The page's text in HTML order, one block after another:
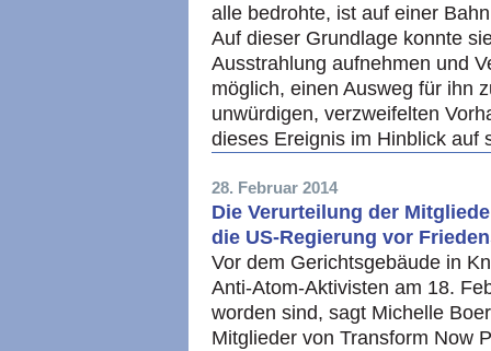
alle bedrohte, ist auf einer
Auf dieser Grundlage konnte
Ausstrahlung aufnehmen und
möglich, einen Ausweg für ihn
unwürdigen, verzweifelten
dieses Ereignis im Hinblick
28. Februar 2014
Die Verurteilung der
die US-Regierung vor
Vor dem Gerichtsgebäude in
Anti-Atom-Aktivisten am 18.
worden sind, sagt Michelle
Mitglieder von Transform Now